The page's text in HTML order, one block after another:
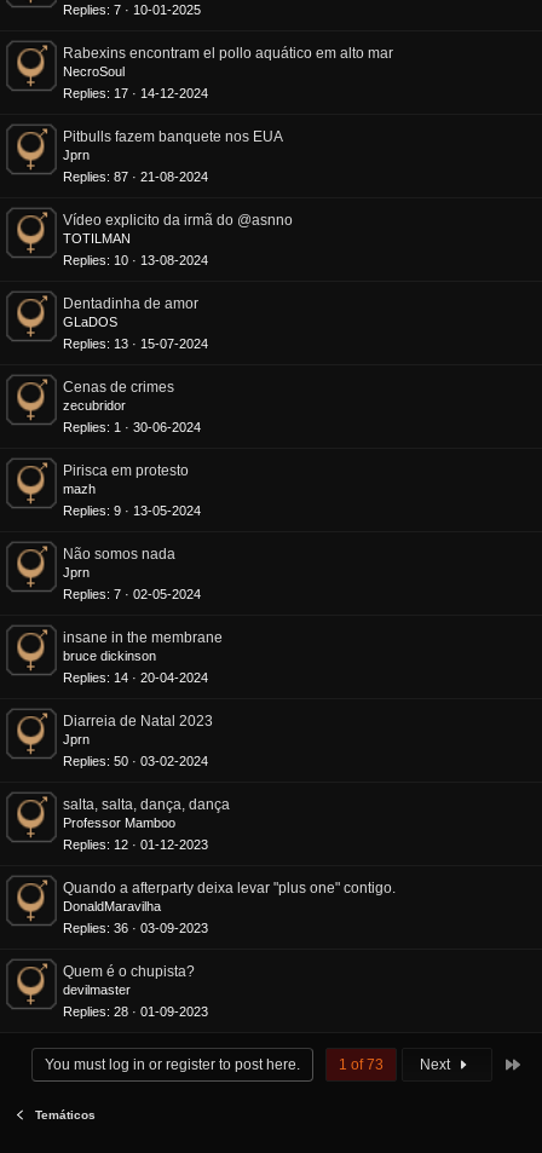
Replies 7 10-01-2025
Rabexins encontram el pollo aquático em alto mar
NecroSoul
Replies
17 14-12-2024
Pitbulls fazem banquete nos EUA
Jprn
Replies 87 21-08-2024
Vídeo explicito da irmã do @asnno
TOTILMAN
Replies
10 13-08-2024
Dentadinha de amor
GLaDOS
Replies
13 15-07-2024
Cenas de crimes
zecubridor
Replies
1 30-06-2024
Pirisca em protesto
mazh
Replies 9 13-05-2024
Não somos nada
Jprn
Replies 7 02-05-2024
insane in the membrane
bruce dickinson
Replies
14 20-04-2024
Diarreia de Natal 2023
Jprn
Replies 50 03-02-2024
salta, salta, dança, dança
Professor Mamboo
Replies
12 01-12-2023
Quando a afterparty deixa levar "plus one" contigo.
DonaldMaravilha
Replies 36 03-09-2023
Quem é o chupista?
devilmaster
Replies 28 01-09-2023
1 of 73 Next
You must log in or register to post here.
Temáticos